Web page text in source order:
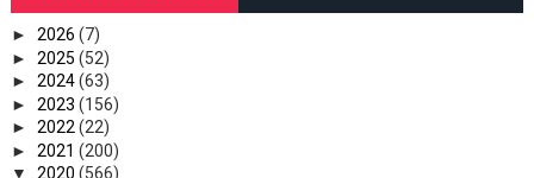
► 2026 (7)
► 2025 (52)
► 2024(63)
► 2023 (156)
► 2022 (22)
► 2021 (200)
▼
2020 (566)